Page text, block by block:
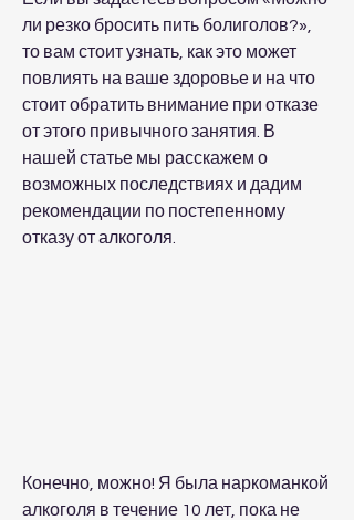
ли резко бросить пить болиголов?»,
то вам стоит узнать, как это может
повлиять на ваше здоровье и на что
стоит обратить внимание при отказе
от этого привычного занятия. В
нашей статье мы расскажем о
возможных последствиях и дадим
рекомендации по постепенному
отказу от алкоголя.
Конечно, можно! Я была наркоманкой
алкоголя в течение 10 лет, пока не